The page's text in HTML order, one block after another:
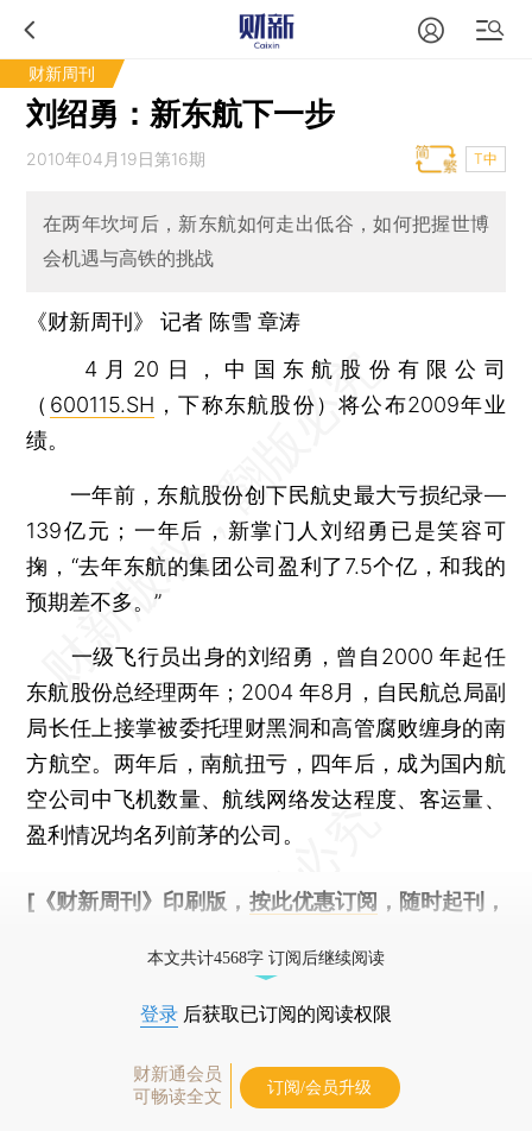
财新周刊
刘绍勇：新东航下一步
2010年04月19日第16期 T中
在两年坎坷后，新东航如何走出低谷，如何把握世博
会机遇与高铁的挑战
《财新周刊》 记者 陈雪章涛
4月20日，中国东航股份有限公司
（ 600115.SH ，下称东航股份）将公布2009年业
绩。
一年前，东航股份创下民航史最大亏损纪录—
139亿元；一年后，新掌门人刘绍勇已是笑容可
掬，“去年东航的集团公司盈利了7.5个亿，和我的
预期差不多。”
一级飞行员出身的刘绍勇，曾自2000 年起任
东航股份总经理两年；2004 年8月，自民航总局副
局长任上接掌被委托理财黑洞和高管腐败缠身的南
方航空。两年后，南航扭亏，四年后，成为国内航
空公司中飞机数量、航线网络发达程度、客运量、
盈利情况均名列前茅的公司。
[《财新周刊》印刷版， 按此优惠订阅 ，随时起刊，
本文共计4568字 订阅后继续阅读
登录 后获取已订阅的阅读权限
财新通会员
可畅读全文
订阅/会员升级